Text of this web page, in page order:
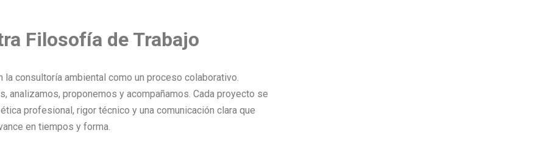
Filosofía de Trabajo
la consultoría ambiental como un proceso colaborativo.
analizamos, proponemos y acompañamos. Cada proyecto se
profesional, rigor técnico y una comunicación clara que
en tiempos y forma.